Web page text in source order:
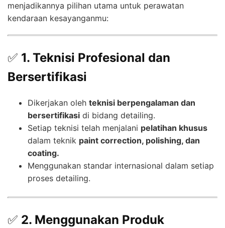
menjadikannya pilihan utama untuk perawatan
kendaraan kesayanganmu:
✅ 1. Teknisi Profesional dan
Bersertifikasi
Dikerjakan oleh teknisi berpengalaman dan
bersertifikasi di bidang detailing.
Setiap teknisi telah menjalani pelatihan khusus
dalam teknik paint correction, polishing, dan
coating.
Menggunakan standar internasional dalam setiap
proses detailing.
✅ 2. Menggunakan Produk